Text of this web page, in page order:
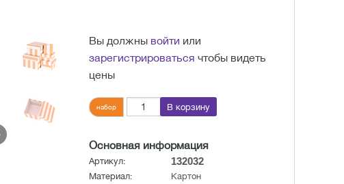
Вы должны войти или
зарегистрироваться чтобы видеть
цены
набор В корзину
Основная информация
Артикул: 132032
Материал:
Картон